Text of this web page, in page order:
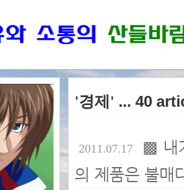
'경제' ... 40
2011.07.17 ▩ 내
의 제품은 불매